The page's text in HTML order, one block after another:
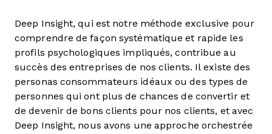
Deep Insight, qui est notre méthode exclusive pour
comprendre de façon systématique et rapide les
profils psychologiques impliqués, contribue au
succès des entreprises de nos clients. Il existe des
personas consommateurs idéaux ou des types de
personnes qui ont plus de chances de convertir et
de devenir de bons clients pour nos clients, et avec
Deep Insight, nous avons une approche orchestrée